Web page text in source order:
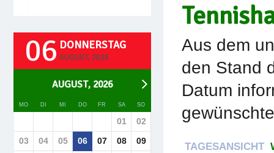
06 DONNERSTAG
AUGUST, 2026
AUGUST, 2026
MO DI MI DO FR SA SO
01
02
03
04 05 06 07 08
09
Aus dem
den Stand
Datum
TAGESANSICHT